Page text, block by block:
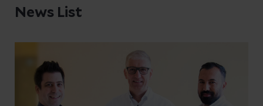
Expertenteams und beantworten gerne
individuelle Situation hin angepasst und
alle weiteren Therapieschritte werden
gemeinsam mit Ihnen besprochen und
News List